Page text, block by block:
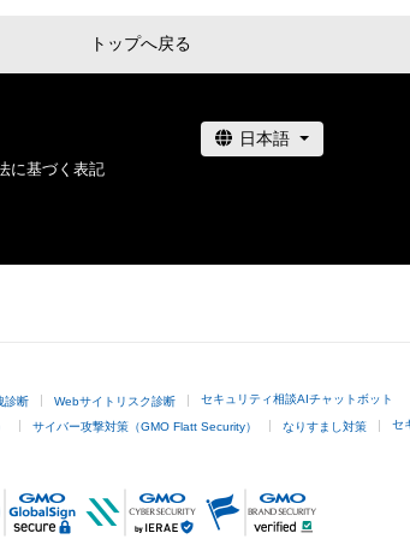
トップへ戻る
に基づく表記
診断 Webサイトリスク診断 セキュリティ相談AIチャットボット
サイバー攻撃対策（GMO Flatt Security） なりすまし対策 セ